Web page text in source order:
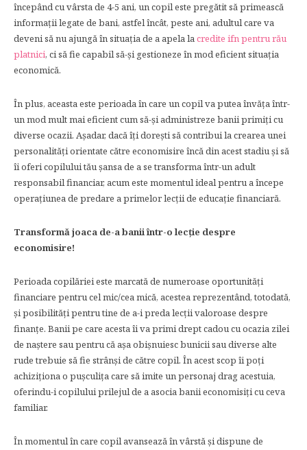
începând cu vârsta de 4-5 ani, un copil este pregătit să primească
informații legate de bani, astfel încât, peste ani, adultul care va
deveni să nu ajungă în situația de a apela lacredite ifn pentru rău
platnici, ci să fie capabil să-și gestioneze în mod eficient situația
economică.
În plus, aceasta este perioada în care un copil va putea învăța într-
un mod mult mai eficient cum să-și administreze banii primiți cu
diverse ocazii. Așadar, dacă îți dorești să contribui la crearea unei
personalități orientate către economisire încă din acest stadiu și să
îi oferi copilului tău șansa de a se transforma într-un adult
responsabil financiar, acum este momentul ideal pentru a începe
operațiunea de predare a primelor lecții de educație financiară.
Transformă joaca de-a banii într-o lecție despre
economisire!
Perioada copilăriei este marcată de numeroase oportunități
financiare pentru cel mic/cea mică, acestea reprezentând, totodată,
și posibilități pentru tine de a-i preda lecții valoroase despre
finanțe. Banii pe care acesta îi va primi drept cadou cu ocazia zilei
de naștere sau pentru că așa obișnuiesc bunicii sau diverse alte
rude trebuie să fie strânși de către copil. În acest scop îi poți
achiziționa o pușculița care să imite un personaj drag acestuia,
oferindu-i copilului prilejul de a asocia banii economisiți cu ceva
familiar.
În momentul în care copil avansează în vârstă și dispune de